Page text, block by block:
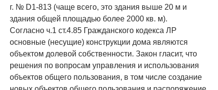
г. № D1-813 (чаще всего, это здания выше 20 м и
здания общей площадью более 2000 кв. м).
Согласно ч.1 ст.4.85 Гражданского кодекса ЛР
основные (несущие) конструкции дома являются
объектом долевой собственности. Закон гласит, что
решения по вопросам управления и использования
объектов общего пользования, в том числе создание